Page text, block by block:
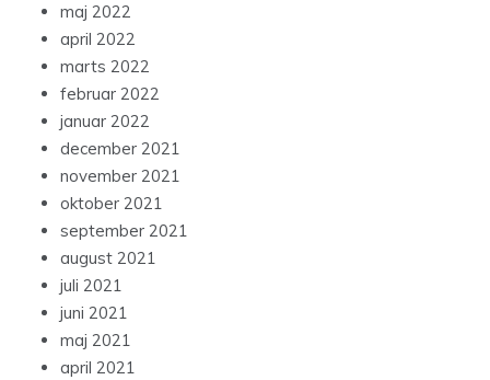
maj 2022
april 2022
marts 2022
februar 2022
januar 2022
december 2021
november 2021
oktober 2021
september 2021
august 2021
juli 2021
juni 2021
maj 2021
april 2021